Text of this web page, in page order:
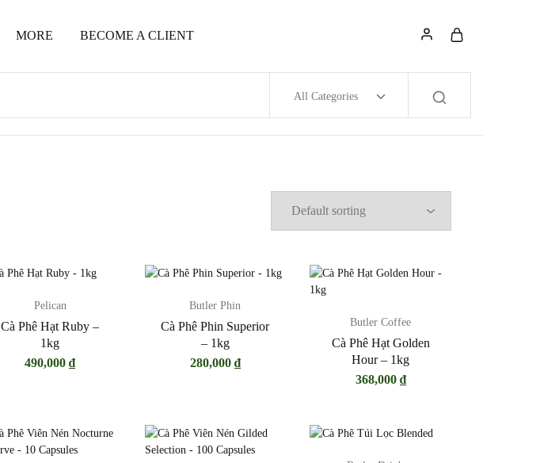
MORE BECOME A CLIENT
All Categories
Pelican
Cà Phê Hạt Ruby –
1kg
490,000₫
Butler Phin
Cà Phê Phin Superior
– 1kg
280,000 ₫
Butler Coffee
Cà Phê Hạt Golden
Hour – 1kg
368,000 ₫